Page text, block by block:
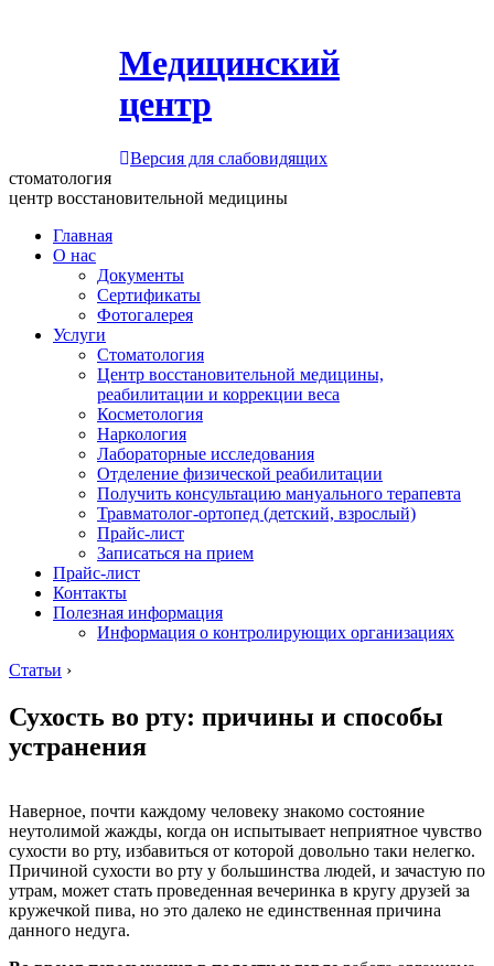
Медицинский
центр
Версия для слабовидящих
стоматология
центр восстановительной медицины
Главная
О нас
Документы
Сертификаты
Фотогалерея
Услуги
Стоматология
Центр восстановительной медицины,
реабилитации и коррекции веса
Косметология
Наркология
Лабораторные исследования
Отделение физической реабилитации
Получить консультацию мануального терапевта
Травматолог-ортопед (детский, взрослый)
Прайс-лист
Записаться на прием
Прайс-лист
Контакты
Полезная информация
Информация о контролирующих организациях
Статьи ›
Сухость во рту: причины и способы
устранения
Наверное, почти каждому человеку знакомо состояние
неутолимой жажды, когда он испытывает неприятное чувство
сухости во рту, избавиться от которой довольно таки нелегко.
Причиной сухости во рту у большинства людей, и зачастую по
утрам, может стать проведенная вечеринка в кругу друзей за
кружечкой пива, но это далеко не единственная причина
данного недуга.